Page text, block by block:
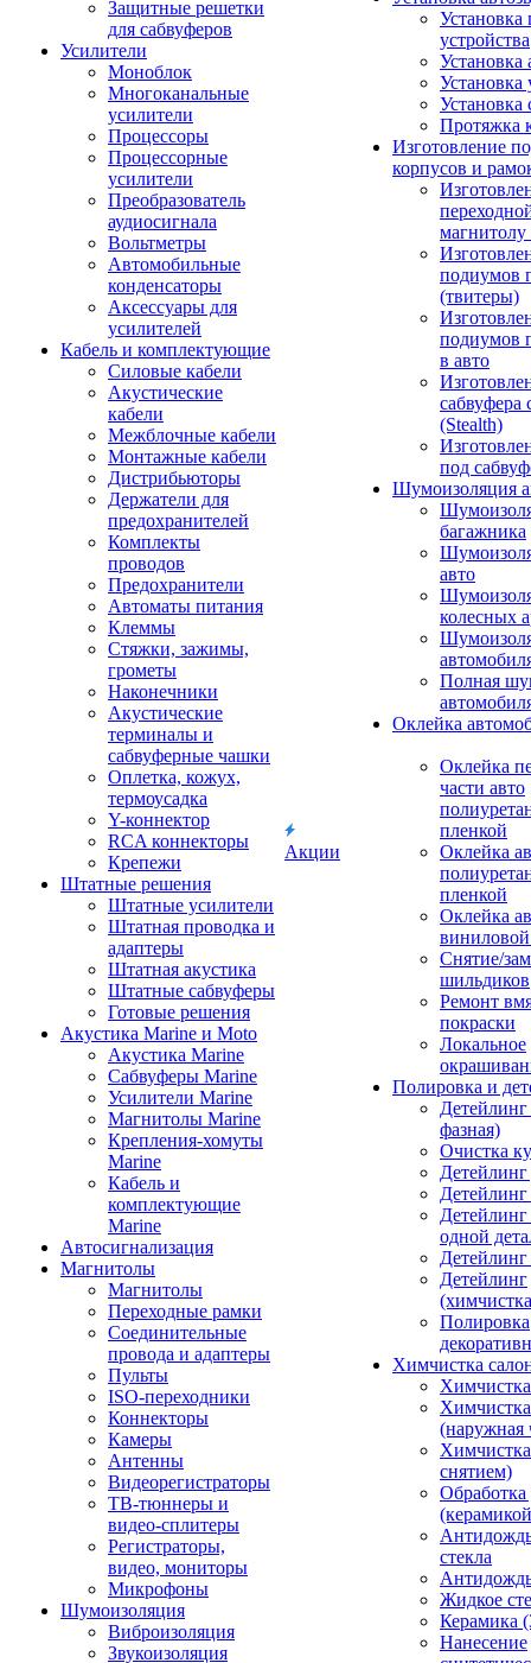
Защитные решетки
для сабвуферов
Усилители
Моноблок
Многоканальные
усилители
Процессоры
Процессорные
усилители
Преобразователь
аудиосигнала
Вольтметры
Автомобильные
конденсаторы
Аксессуары для
усилителей
Кабель и комплектующие
Силовые кабели
Акустические
кабели
Межблочные кабели
Монтажные кабели
Дистрибьюторы
Держатели для
предохранителей
Комплекты
проводов
Предохранители
Автоматы питания
Клеммы
Стяжки, зажимы,
грометы
Наконечники
Акустические
терминалы и
сабвуферные чашки
Оплетка, кожух,
термоусадка
Y-коннектор
RCA коннекторы
Крепежи
Штатные решения
Штатные усилители
Штатная проводка и
адаптеры
Штатная акустика
Штатные сабвуферы
Готовые решения
Акустика Marine и Moto
Акустика Marine
Сабвуферы Marine
Усилители Marine
Магнитолы Marine
Крепления-хомуты
Marine
Кабель и
комплектующие
Marine
Автосигнализация
Магнитолы
Магнитолы
Переходные рамки
Соединительные
провода и адаптеры
Пульты
ISO-переходники
Коннекторы
Камеры
Антенны
Видеорегистраторы
ТВ-тюннеры и
видео-сплитеры
Регистраторы,
видео, мониторы
Микрофоны
Шумоизоляция
Виброизоляция
Звукоизоляция
Акции
Установка
устройства
Установка
Установка
Установка
Протяжка
Изготовление
корпусов и
подиумов
(твитеры)
подиумов
в авто
сабвуфера
(Stealth)
под
Шумоизоляция
багажника
авто
колесных
Полная
Оклейка
Оклейка
части авто
пленкой
Оклейка
пленкой
Оклейка
Снятие/
шильдиков
Ремонт
покраски
Локальное
Полировка и
фазная)
Очистка
Детейлинг
одной
Детейлинг
Полировка
Химчистка
(наружная
снятием)
Обработка
стекла
Жидкое
Керамика
Нанесение